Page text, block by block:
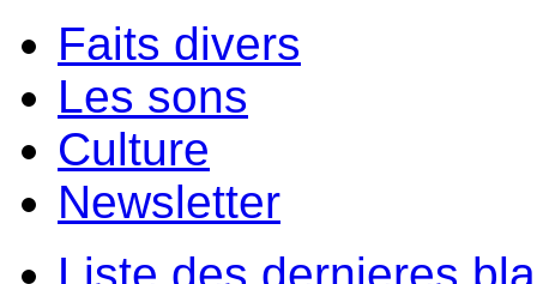
Faits divers
Les sons
Culture
Newsletter